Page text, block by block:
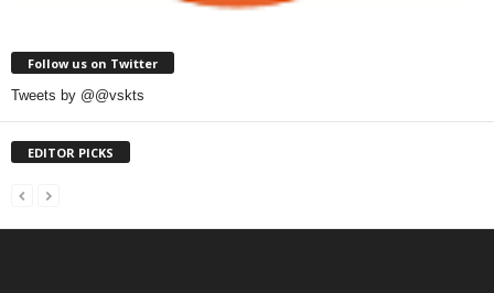
Follow us on Twitter
Tweets by @@vskts
EDITOR PICKS